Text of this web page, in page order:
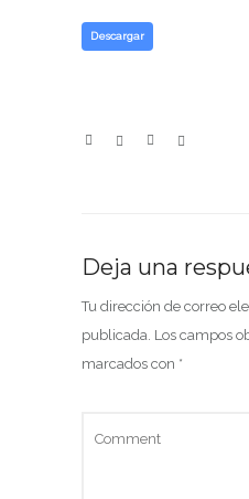
Descargar
Deja una
Tu dirección de correo
publicada. Los campos
marcados con *